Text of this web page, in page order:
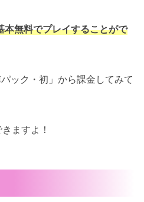
本無料でプレイすることがで
ック・初」から課金してみて
ますよ！